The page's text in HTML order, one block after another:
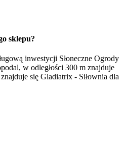
sklepu?
inwestycji Słoneczne Ogrody
w odległości 300 m znajduje
się Gladiatrix - Siłownia dla